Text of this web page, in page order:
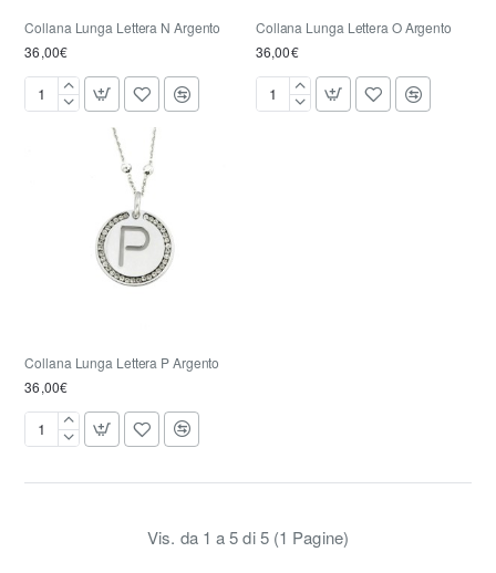
Collana Lunga Lettera N Argento
36,00€
Collana
Collana Lunga Lettera O Argento
36,00€
Collana
Collana Lunga Lettera P Argento
36,00€
Collana
Lettera
Vis. da 1 a 5 di 5 (1 Pagine)